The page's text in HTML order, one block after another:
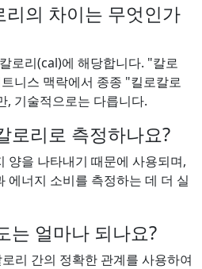
의 차이는 무엇인가
로리(cal)에 해당합니다. "칼로
니스 맥락에서 종종 "킬로칼로
, 기술적으로는 다릅니다.
로리로 측정하나요?
양을 나타내기 때문에 사용되며,
에너지 소비를 측정하는 데 더 실
는 얼마나 되나요?
리 간의 정확한 관계를 사용하여